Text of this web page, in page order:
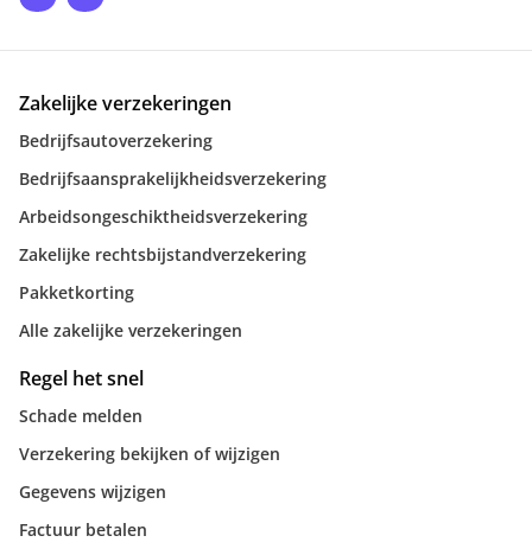
Zakelijke verzekeringen
Bedrijfsautoverzekering
Bedrijfsaansprakelijkheidsverzekering
Arbeidsongeschiktheidsverzekering
Zakelijke rechtsbijstandverzekering
Pakketkorting
Alle zakelijke verzekeringen
Regel het snel
Schade melden
Verzekering bekijken of wijzigen
Gegevens wijzigen
Factuur betalen